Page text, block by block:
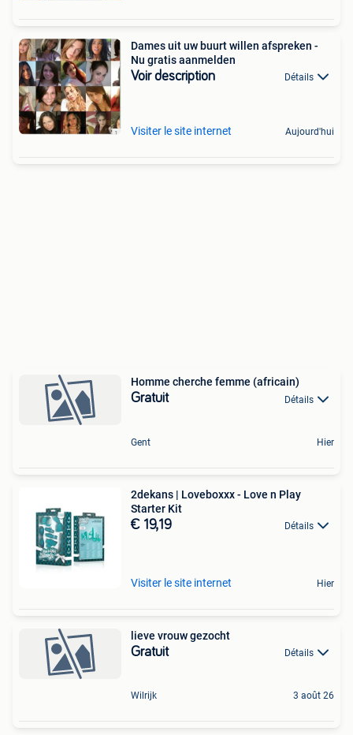
Dames uit uw buurt willen afspreken -
Nu gratis aanmelden
Voir description Détails
Visiter le site internet Aujourd'hui
Homme cherche femme (africain)
Gratuit Détails
Gent Hier
2dekans | Loveboxxx - Love n Play
Starter Kit
€ 19,19 Détails
Visiter le site internet Hier
lieve vrouw gezocht
Gratuit Détails
Wilrijk 3 août 26